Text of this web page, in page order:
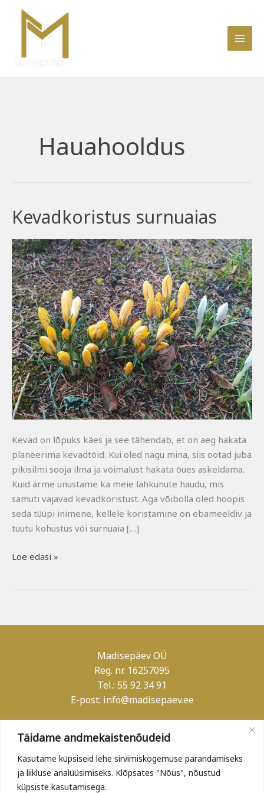
Täidame andmekaistenõudeid
Kasutame küpsiseid lehe sirvimiskogemuse parandamiseks
ja liikluse analüüsimiseks. Klõpsates "Nõus", nõustud
küpsiste kasutamisega.
Hauahooldus
Kevadkoristus surnuaias
Kevad on lõpuks käes ja see tähendab, et on aeg hakata
planeerima kevadtöid. Kui oled nagu mina, siis ootad juba
pikisilmi sooja ilma ja võimalust hakata õues askeldama.
Kuid ärme unustame ka meie lahkunute haudu, mis
samuti vajavad kevadkoristust. Aga võibolla oled hoopis
seda tüüpi inimene, kellele koristamine on ebameeldiv ja
tüütu kohustus või surnuaia […]
Kevadkoristus
surnuaias
Loe edasi »
Madisepäev OÜ
Reg. nr. 16257095
Tel.: 55 92 34 91
E-post: info@madisepaev.ee
Teenusetingimused